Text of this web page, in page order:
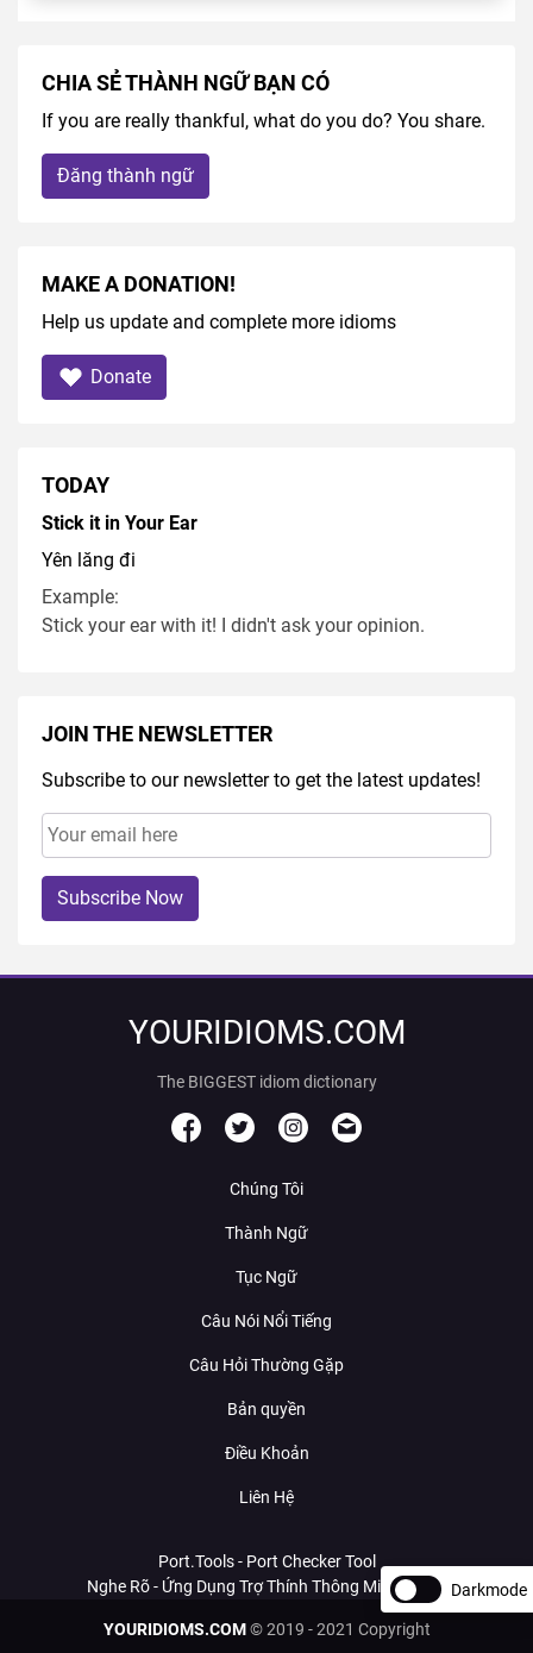
CHIA SẺ THÀNH NGỮ BẠN CÓ
If you are really thankful, what do you do? You share.
Đăng thành ngữ
MAKE A DONATION!
Help us update and complete more idioms
Donate
TODAY
Stick it in Your Ear
Yên lăng đi
Example:
Stick your ear with it! I didn't ask your opinion.
JOIN THE NEWSLETTER
Subscribe to our newsletter to get the latest updates!
Subscribe Now
YOURIDIOMS.COM
The BIGGEST idiom dictionary
Chúng Tôi
Thành Ngữ
Tục Ngữ
Câu Nói Nổi Tiếng
Câu Hỏi Thường Gặp
Bản quyền
Điều Khoản
Liên Hệ
Port.Tools - Port Checker Tool
Nghe Rõ - Ứng Dụng Trợ Thính Thông Minh Với AI
YOURIDIOMS.COM© 2019 - 2021 Copyright
Darkmode